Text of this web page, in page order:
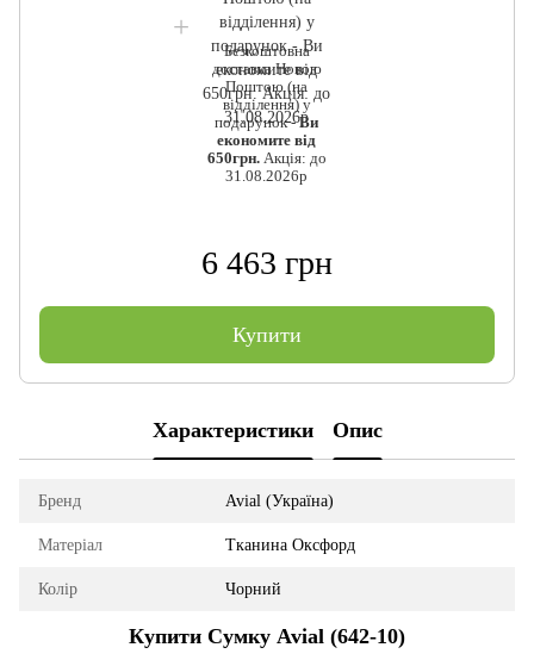
Безкоштовна
доставка Новою
Поштою (на
відділення) у
подарунок -Ви
економите від
650грн.Акція: до
31.08.2026р
6 463 грн
Купити
Характеристики Опис
Бренд Avial (Україна)
Матеріал Тканина Оксфорд
Колір Чорний
Купити Сумку Avial (642-10)